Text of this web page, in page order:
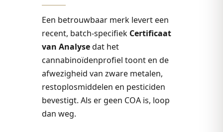
Een betrouwbaar merk levert een
recent, batch-specifiek Certificaat
van Analysedat het
cannabinoïdenprofiel toont en de
afwezigheid van zware metalen,
restoplosmiddelen en pesticiden
bevestigt. Als er geen COA is, loop
dan weg.